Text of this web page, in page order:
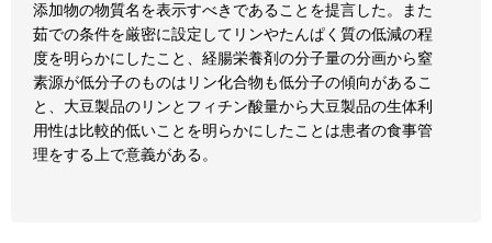
添加物の物質名を表示すべきであることを提言した。また
茹での条件を厳密に設定してリンやたんぱく質の低減の程
度を明らかにしたこと、経腸栄養剤の分子量の分画から窒
素源が低分子のものはリン化合物も低分子の傾向があるこ
と、大豆製品のリンとフィチン酸量から大豆製品の生体利
用性は比較的低いことを明らかにしたことは患者の食事管
理をする上で意義がある。